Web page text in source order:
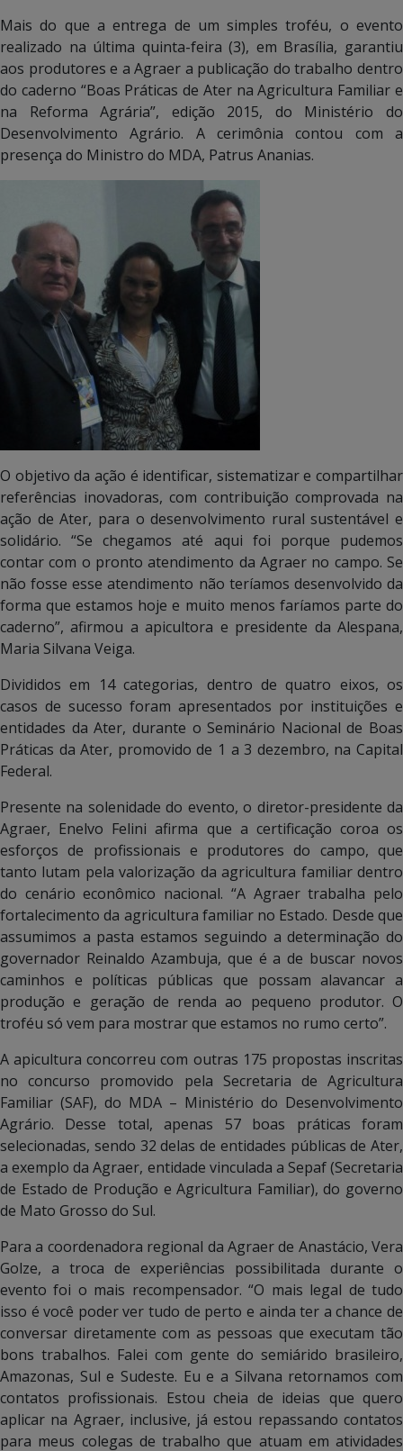
Mais do que a entrega de um simples troféu, o evento
realizado na última quinta-feira (3), em Brasília, garantiu
aos produtores e a Agraer a publicação do trabalho dentro
do caderno “Boas Práticas de Ater na Agricultura Familiar e
na Reforma Agrária”, edição 2015, do Ministério do
Desenvolvimento Agrário. A cerimônia contou com a
presença do Ministro do MDA, Patrus Ananias.
O objetivo da ação é identificar, sistematizar e compartilhar
referências inovadoras, com contribuição comprovada na
ação de Ater, para o desenvolvimento rural sustentável e
solidário. “Se chegamos até aqui foi porque pudemos
contar com o pronto atendimento da Agraer no campo. Se
não fosse esse atendimento não teríamos desenvolvido da
forma que estamos hoje e muito menos faríamos parte do
caderno”, afirmou a apicultora e presidente da Alespana,
Maria Silvana Veiga.
Divididos em 14 categorias, dentro de quatro eixos, os
casos de sucesso foram apresentados por instituições e
entidades da Ater, durante o Seminário Nacional de Boas
Práticas da Ater, promovido de 1 a 3 dezembro, na Capital
Federal.
Presente na solenidade do evento, o diretor-presidente da
Agraer, Enelvo Felini afirma que a certificação coroa os
esforços de profissionais e produtores do campo, que
tanto lutam pela valorização da agricultura familiar dentro
do cenário econômico nacional. “A Agraer trabalha pelo
fortalecimento da agricultura familiar no Estado. Desde que
assumimos a pasta estamos seguindo a determinação do
governador Reinaldo Azambuja, que é a de buscar novos
caminhos e políticas públicas que possam alavancar a
produção e geração de renda ao pequeno produtor. O
troféu só vem para mostrar que estamos no rumo certo”.
A apicultura concorreu com outras 175 propostas inscritas
no concurso promovido pela Secretaria de Agricultura
Familiar (SAF), do MDA – Ministério do Desenvolvimento
Agrário. Desse total, apenas 57 boas práticas foram
selecionadas, sendo 32 delas de entidades públicas de Ater,
a exemplo da Agraer, entidade vinculada a Sepaf (Secretaria
de Estado de Produção e Agricultura Familiar), do governo
de Mato Grosso do Sul.
Para a coordenadora regional da Agraer de Anastácio, Vera
Golze, a troca de experiências possibilitada durante o
evento foi o mais recompensador. “O mais legal de tudo
isso é você poder ver tudo de perto e ainda ter a chance de
conversar diretamente com as pessoas que executam tão
bons trabalhos. Falei com gente do semiárido brasileiro,
Amazonas, Sul e Sudeste. Eu e a Silvana retornamos com
contatos profissionais. Estou cheia de ideias que quero
aplicar na Agraer, inclusive, já estou repassando contatos
para meus colegas de trabalho que atuam em atividades